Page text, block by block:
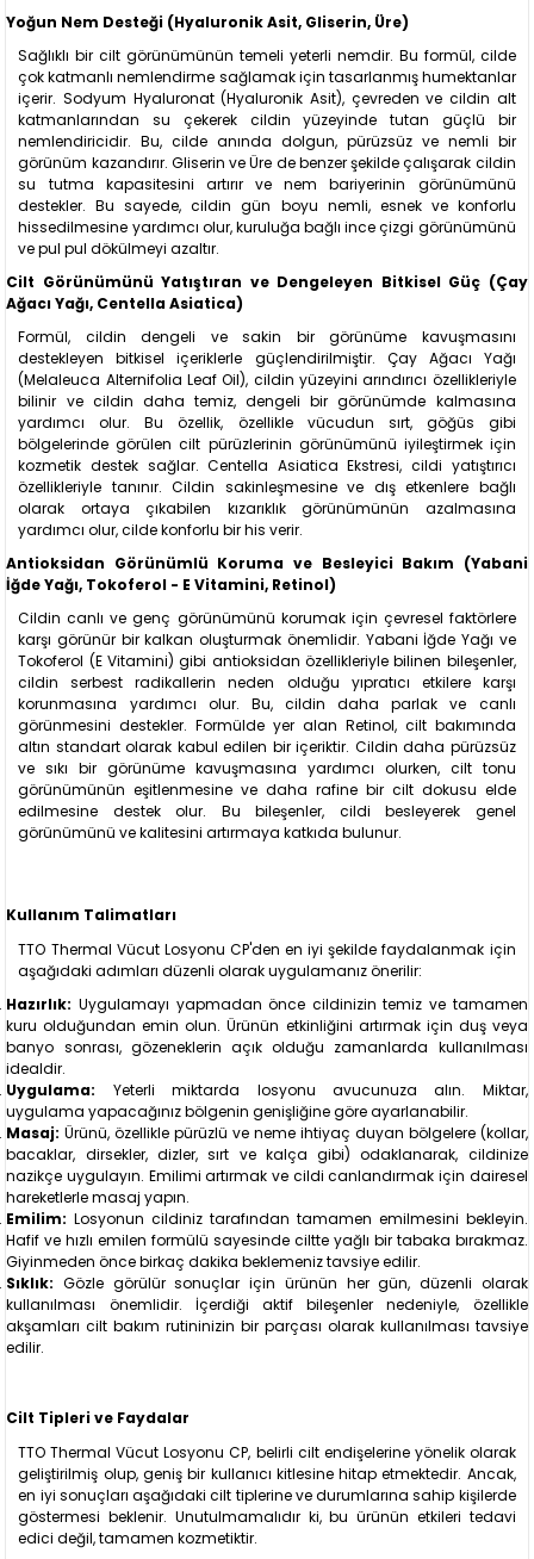
Yoğun Nem Desteği (Hyaluronik Asit, Gliserin, Üre)
Sağlıklı bir cilt görünümünün temeli yeterli nemdir. Bu formül, cilde
çok katmanlı nemlendirme sağlamak için tasarlanmış humektanlar
içerir. Sodyum Hyaluronat (Hyaluronik Asit), çevreden ve cildin alt
katmanlarından su çekerek cildin yüzeyinde tutan güçlü bir
nemlendiricidir. Bu, cilde anında dolgun, pürüzsüz ve nemli bir
görünüm kazandırır. Gliserin ve Üre de benzer şekilde çalışarak cildin
su tutma kapasitesini artırır ve nem bariyerinin görünümünü
destekler. Bu sayede, cildin gün boyu nemli, esnek ve konforlu
hissedilmesine yardımcı olur, kuruluğa bağlı ince çizgi görünümünü
ve pul pul dökülmeyi azaltır.
Cilt Görünümünü Yatıştıran ve Dengeleyen Bitkisel Güç (Çay
Ağacı Yağı, Centella Asiatica)
Formül, cildin dengeli ve sakin bir görünüme kavuşmasını
destekleyen bitkisel içeriklerle güçlendirilmiştir. Çay Ağacı Yağı
(Melaleuca Alternifolia Leaf Oil), cildin yüzeyini arındırıcı özellikleriyle
bilinir ve cildin daha temiz, dengeli bir görünümde kalmasına
yardımcı olur. Bu özellik, özellikle vücudun sırt, göğüs gibi
bölgelerinde görülen cilt pürüzlerinin görünümünü iyileştirmek için
kozmetik destek sağlar. Centella Asiatica Ekstresi, cildi yatıştırıcı
özellikleriyle tanınır. Cildin sakinleşmesine ve dış etkenlere bağlı
olarak ortaya çıkabilen kızarıklık görünümünün azalmasına
yardımcı olur, cilde konforlu bir his verir.
Antioksidan Görünümlü Koruma ve Besleyici Bakım (Yabani
İğde Yağı, Tokoferol - E Vitamini, Retinol)
Cildin canlı ve genç görünümünü korumak için çevresel faktörlere
karşı görünür bir kalkan oluşturmak önemlidir. Yabani İğde Yağı ve
Tokoferol (E Vitamini) gibi antioksidan özellikleriyle bilinen bileşenler,
cildin serbest radikallerin neden olduğu yıpratıcı etkilere karşı
korunmasına yardımcı olur. Bu, cildin daha parlak ve canlı
görünmesini destekler. Formülde yer alan Retinol, cilt bakımında
altın standart olarak kabul edilen bir içeriktir. Cildin daha pürüzsüz
ve sıkı bir görünüme kavuşmasına yardımcı olurken, cilt tonu
görünümünün eşitlenmesine ve daha rafine bir cilt dokusu elde
edilmesine destek olur. Bu bileşenler, cildi besleyerek genel
görünümünü ve kalitesini artırmaya katkıda bulunur.
Kullanım Talimatları
TTO Thermal Vücut Losyonu CP'den en iyi şekilde faydalanmak için
aşağıdaki adımları düzenli olarak uygulamanız önerilir:
Hazırlık: Uygulamayı yapmadan önce cildinizin temiz ve tamamen
kuru olduğundan emin olun. Ürünün etkinliğini artırmak için duş veya
banyo sonrası, gözeneklerin açık olduğu zamanlarda kullanılması
idealdir.
Uygulama: Yeterli miktarda losyonu avucunuza alın. Miktar,
uygulama yapacağınız bölgenin genişliğine göre ayarlanabilir.
Masaj: Ürünü, özellikle pürüzlü ve neme ihtiyaç duyan bölgelere (kollar,
bacaklar, dirsekler, dizler, sırt ve kalça gibi) odaklanarak, cildinize
nazikçe uygulayın. Emilimi artırmak ve cildi canlandırmak için dairesel
hareketlerle masaj yapın.
Emilim: Losyonun cildiniz tarafından tamamen emilmesini bekleyin.
Hafif ve hızlı emilen formülü sayesinde ciltte yağlı bir tabaka bırakmaz.
Giyinmeden önce birkaç dakika beklemeniz tavsiye edilir.
Sıklık: Gözle görülür sonuçlar için ürünün her gün, düzenli olarak
kullanılması önemlidir. İçerdiği aktif bileşenler nedeniyle, özellikle
akşamları cilt bakım rutininizin bir parçası olarak kullanılması tavsiye
edilir.
Cilt Tipleri ve Faydalar
TTO Thermal Vücut Losyonu CP, belirli cilt endişelerine yönelik olarak
geliştirilmiş olup, geniş bir kullanıcı kitlesine hitap etmektedir. Ancak,
en iyi sonuçları aşağıdaki cilt tiplerine ve durumlarına sahip kişilerde
göstermesi beklenir. Unutulmamalıdır ki, bu ürünün etkileri tedavi
edici değil, tamamen kozmetiktir.